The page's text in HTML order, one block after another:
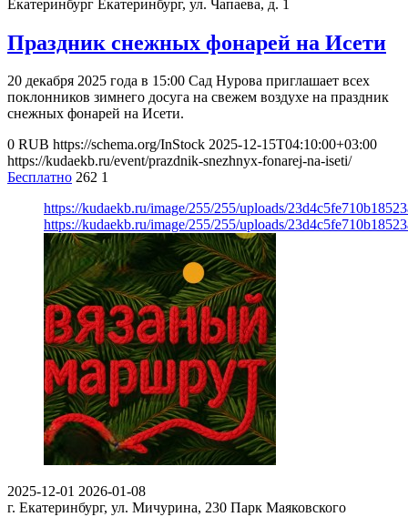
Екатеринбург Екатеринбург, ул. Чапаева, д. 1
Праздник снежных фонарей на Исети
20 декабря 2025 года в 15:00 Сад Нурова приглашает всех
поклонников зимнего досуга на свежем воздухе на праздник
снежных фонарей на Исети.
0 RUB https://schema.org/InStock 2025-12-15T04:10:00+03:00
https://kudaekb.ru/event/prazdnik-snezhnyx-fonarej-na-iseti/
Бесплатно 262 1
https://kudaekb.ru/image/255/255/uploads/
https://kudaekb.ru/image/255/255/uploads/
2025-12-01 2026-01-08
г. Екатеринбург, ул. Мичурина, 230 Парк Маяковского